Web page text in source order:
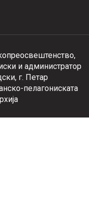
и администратор
г. Петар
пелагониската